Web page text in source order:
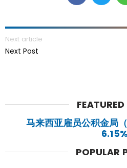
Next article
Next Post
马来西亚雇员公积金局
6.15%
POPULAR